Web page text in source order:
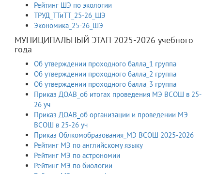
Рейтинг ШЭ по экологии
ТРУД_ТТиТТ_25-26_ШЭ
Экономика_25-26_ШЭ
МУНИЦИПАЛЬНЫЙ ЭТАП 2025-2026 учебного
года
Об утверждении проходного балла_1 группа
Об утверждении проходного балла_2 группа
Об утверждении проходного балла_3 группа
Приказ ДОАВ_об итогах проведения МЭ ВСОШ в 25-
26 уч
Приказ ДОАВ_об организации и проведении МЭ
ВСОШ в 25-26 уч
Приказ Облкомобразования_МЭ ВСОШ 2025-2026
Рейтинг МЭ по английскому языку
Рейтинг МЭ по астрономии
Рейтинг МЭ по биологии